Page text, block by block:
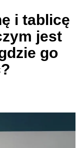
i tablicę
jest
go